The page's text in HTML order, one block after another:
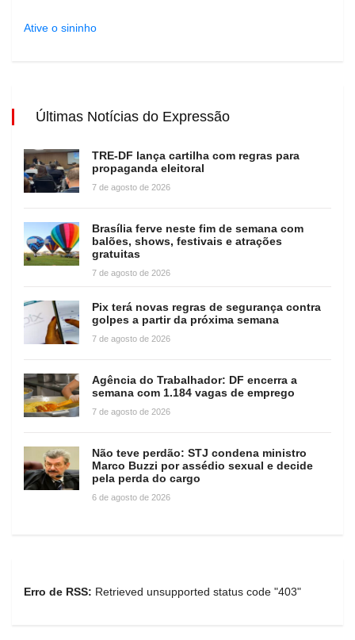
Ative o sininho
Últimas Notícias do Expressão
TRE-DF lança cartilha com regras para
propaganda eleitoral
7 de agosto de 2026
Brasília ferve neste fim de semana com
balões, shows, festivais e atrações
gratuitas
7 de agosto de 2026
Pix terá novas regras de segurança contra
golpes a partir da próxima semana
7 de agosto de 2026
Agência do Trabalhador: DF encerra a
semana com 1.184 vagas de emprego
7 de agosto de 2026
Não teve perdão: STJ condena ministro
Marco Buzzi por assédio sexual e decide
pela perda do cargo
6 de agosto de 2026
Erro de RSS: Retrieved unsupported status code "403"